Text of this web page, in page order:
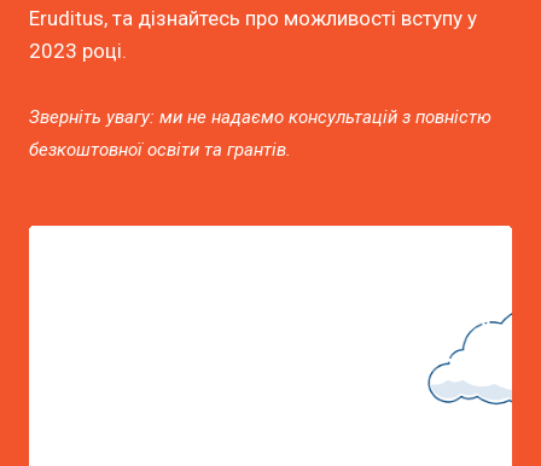
Eruditus, та дізнайтесь про можливості вступу у
2023 році.
Зверніть увагу: ми не надаємо консультацій з повністю
безкоштовної освіти та грантів.